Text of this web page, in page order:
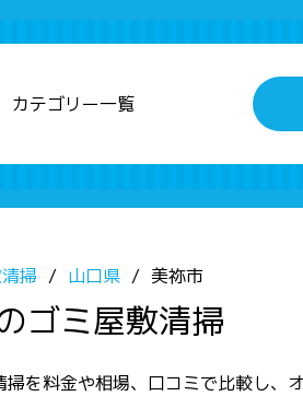
カテゴリー一覧
掃 山口県 美祢市
ゴミ屋敷清掃
を料金や相場、口コミで比較し、